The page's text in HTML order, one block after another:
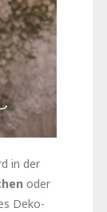
in der
oder
Deko-